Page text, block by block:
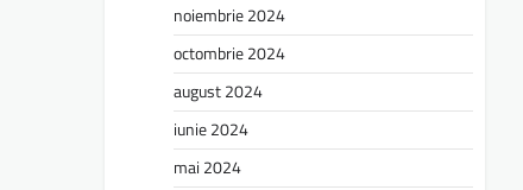
noiembrie 2024
octombrie 2024
august 2024
iunie 2024
mai 2024